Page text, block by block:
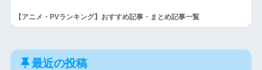
【アニメ・PVランキング】おすすめ記事・まとめ記事一覧
最近の投稿